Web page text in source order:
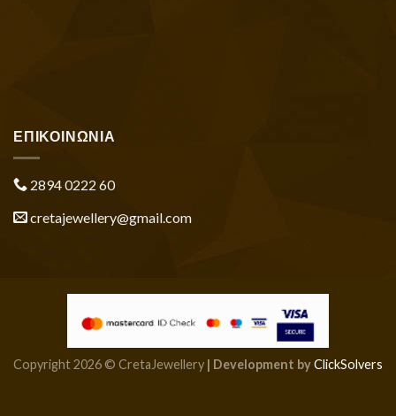
ΕΠΙΚΟΙΝΩΝΙΑ
2894 0222 60
cretajewellery@gmail.com
Copyright 2026 © CretaJewellery | Development byClickSolvers